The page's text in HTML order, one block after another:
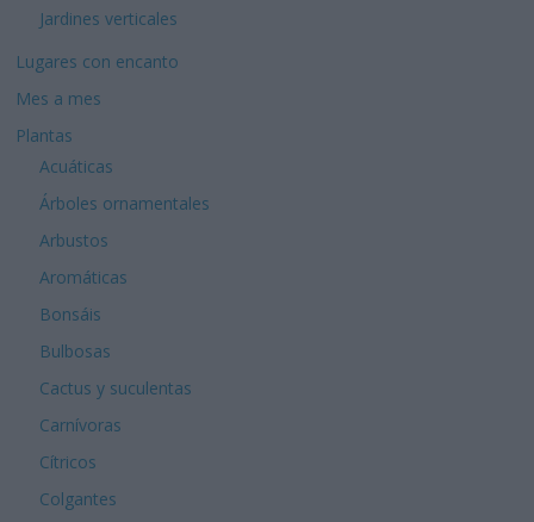
Jardines verticales
Lugares con encanto
Mes a mes
Plantas
Acuáticas
Árboles ornamentales
Arbustos
Aromáticas
Bonsáis
Bulbosas
Cactus y suculentas
Carnívoras
Cítricos
Colgantes